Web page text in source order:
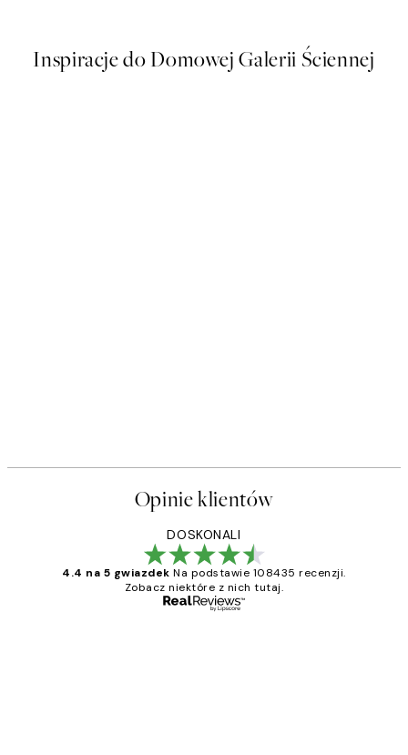
Inspiracje do Domowej Galerii Ściennej
Opinie klientów
DOSKONALI
4.4 na 5 gwiazdek Na podstawie 108435 recenzji.
Zobacz niektóre z nich tutaj.